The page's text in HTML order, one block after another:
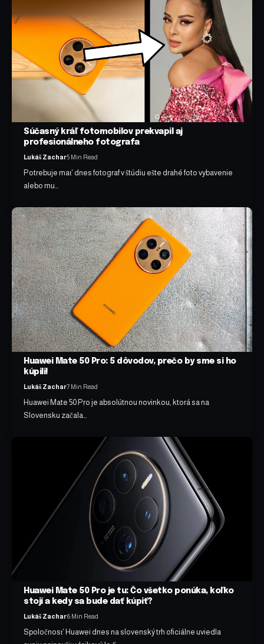
Súčasný kráľ fotomobilov prekvapil aj
profesionálneho fotografa
Lukáš Zachar5 Min Read
Potrebuje mať dnes fotograf v štúdiu ešte drahé foto vybavenie
alebo mu…
Huawei Mate 50 Pro: 5 dôvodov, prečo by sme si ho
kúpili!
Lukáš Zachar7 Min Read
Huawei Mate 50 Pro je absolútnou novinkou, ktorá sa na
Slovensku začala…
Huawei Mate 50 Pro je tu: Čo všetko ponúka, koľko
stojí a kedy sa bude dať kúpiť?
Lukáš Zachar6 Min Read
Spoločnosť Huawei dnes na slovenský trh oficiálne uviedla